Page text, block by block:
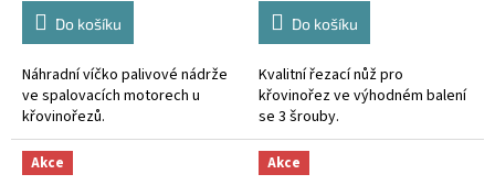
Do košíku
Náhradní víčko palivové nádrže
ve spalovacích motorech u
křovinořezů.
Do košíku
Kvalitní řezací nůž pro
křovinořez ve výhodném balení
se 3 šrouby.
Akce Akce